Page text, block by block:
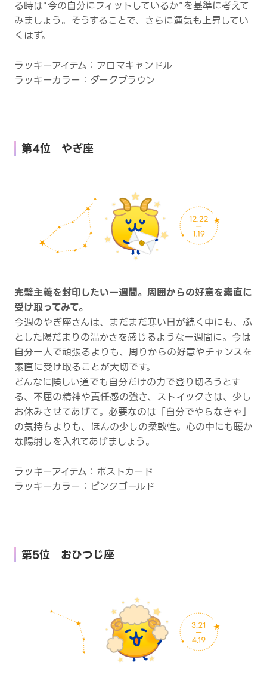
る時は“今の自分にフィットしているか”を基準に考えて
みましょう。そうすることで、さらに運気も上昇してい
くはず。
ラッキーアイテム：アロマキャンドル
ラッキーカラー：ダークブラウン
第4位 やぎ座
完璧主義を封印したい一週間。周囲からの好意を素直に
受け取ってみて。
今週のやぎ座さんは、まだまだ寒い日が続く中にも、ふ
とした陽だまりの温かさを感じるような一週間に。今は
自分一人で頑張るよりも、周りからの好意やチャンスを
素直に受け取ることが大切です。
どんなに険しい道でも自分だけの力で登り切ろうとす
る、不屈の精神や責任感の強さ、ストイックさは、少し
お休みさせてあげて。必要なのは「自分でやらなきゃ」
の気持ちよりも、ほんの少しの柔軟性。心の中にも暖か
な陽射しを入れてあげましょう。
ラッキーアイテム：ポストカード
ラッキーカラー：ピンクゴールド
第5位 おひつじ座